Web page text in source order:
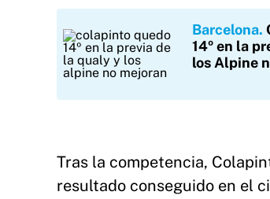
Barcelona
14º en la
los Alpine
Tras la competencia,
resultado conseguido en el